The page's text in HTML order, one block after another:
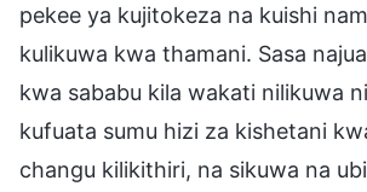
pekee ya kujitokeza na kuishi
kulikuwa kwa thamani. Sasa
kwa sababu kila wakati nilikuwa
kufuata sumu hizi za kishetani
changu kilikithiri, na sikuwa na